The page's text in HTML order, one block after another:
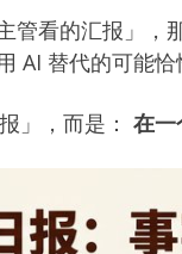
管看的汇报」，
AI 替代的可能恰
」，而是： 在一